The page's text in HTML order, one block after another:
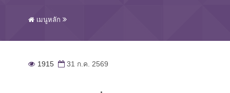
เมนูหลัก
1915 31 ก.ค. 2569